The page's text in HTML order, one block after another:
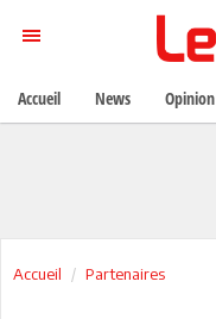
Accueil Partenaires
Accueil News Opinion